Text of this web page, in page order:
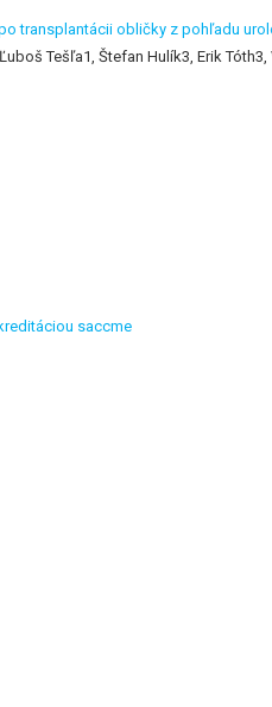
transplantácii obličky z pohľadu
Tešľa1, Štefan Hulík3, Erik
saccme